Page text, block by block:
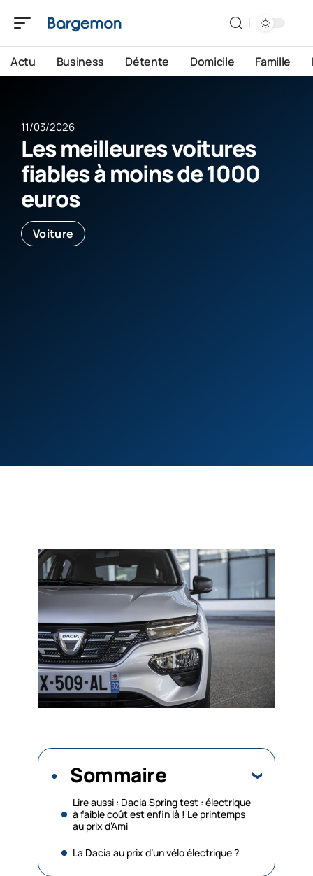
Actu Business Détente Domicile Famille
11/03/2026
Les meilleures voitures
fiables à moins de 1000
euros
Voiture
Sommaire
Lire aussi : Dacia Spring test : électrique
à faible coût est enfin là ! Le printemps
au prix d’Ami
La Dacia au prix d’un vélo électrique ?